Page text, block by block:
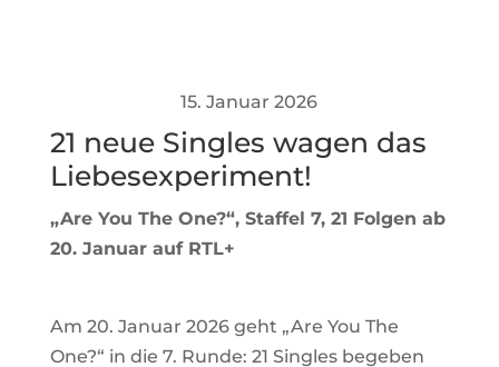
15. Januar 2026
21 neue Singles wagen das
Liebesexperiment!
„Are You The One?“, Staffel 7, 21 Folgen ab
20. Januar auf RTL+
Am 20. Januar 2026 geht „Are You The
One?“ in die 7. Runde: 21 Singles begeben